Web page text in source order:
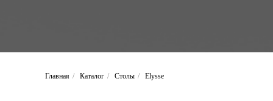
Главная / Каталог / Столы / Elysse